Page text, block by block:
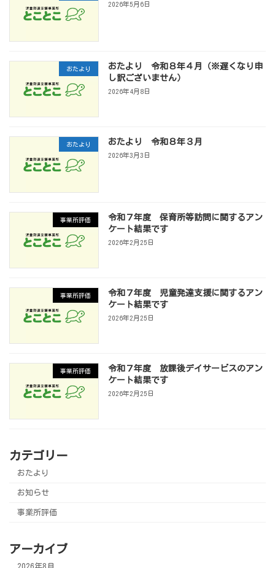
2026年5月6日
おたより
おたより 令和８年４月（※遅くなり申
し訳ございません）
2026年4月8日
おたより おたより 令和８年３月
2026年3月3日
事業所評価
令和７年度 保育所等訪問に関するアン
ケート結果です
2026年2月25日
事業所評価
令和７年度 児童発達支援に関するアン
ケート結果です
2026年2月25日
事業所評価
令和７年度 放課後デイサービスのアン
ケート結果です
2026年2月25日
カテゴリー
おたより
お知らせ
事業所評価
アーカイブ